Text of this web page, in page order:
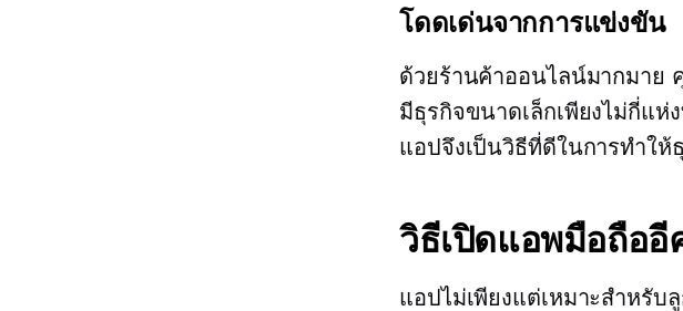
โดดเด่นจากการแข่งขัน
ด้วยร้านค้าออนไลน์มากมาย
มีธุรกิจขนาดเล็กเพียงไม่กี่แ
แอปจึงเป็นวิธีที่ดีในการทำใ
วิธีเปิดแอพมือถืออี
แอปไม่เพียงแต่เหมาะสำหรั